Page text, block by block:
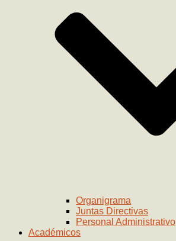
Organigrama
Juntas Directivas
Personal Administrativo
Académicos